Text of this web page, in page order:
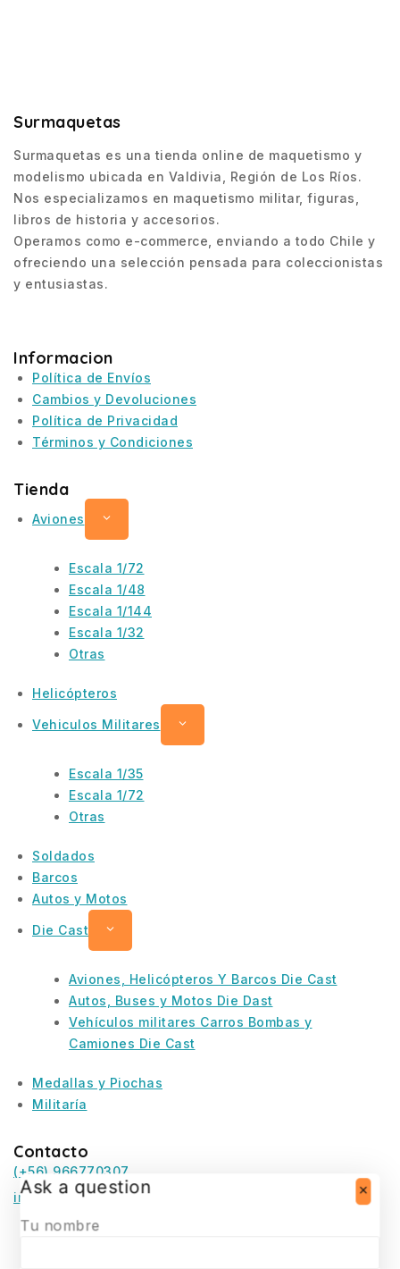
Surmaquetas
Surmaquetas es una tienda online de maquetismo y
modelismo ubicada en Valdivia, Región de Los Ríos.
Nos especializamos en maquetismo militar, figuras,
libros de historia y accesorios.
Operamos como e-commerce, enviando a todo Chile y
ofreciendo una selección pensada para coleccionistas
y entusiastas.
Informacion
Política de Envíos
Cambios y Devoluciones
Política de Privacidad
Términos y Condiciones
Tienda
Aviones
Escala 1/72
Escala 1/48
Escala 1/144
Escala 1/32
Otras
Helicópteros
Vehiculos Militares
Escala 1/35
Escala 1/72
Otras
Soldados
Barcos
Autos y Motos
Die Cast
Aviones, Helicópteros Y Barcos Die Cast
Autos, Buses y Motos Die Dast
Vehículos militares Carros Bombas y
Camiones Die Cast
Medallas y Piochas
Militaría
Contacto
(+56) 966770307
infosurmaquetas@surmaquetas.cl
Ask a question
Tu nombre